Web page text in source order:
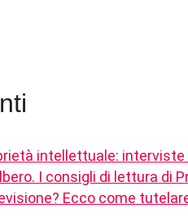
intellettuale: interviste
I consigli di lettura di
Ecco come